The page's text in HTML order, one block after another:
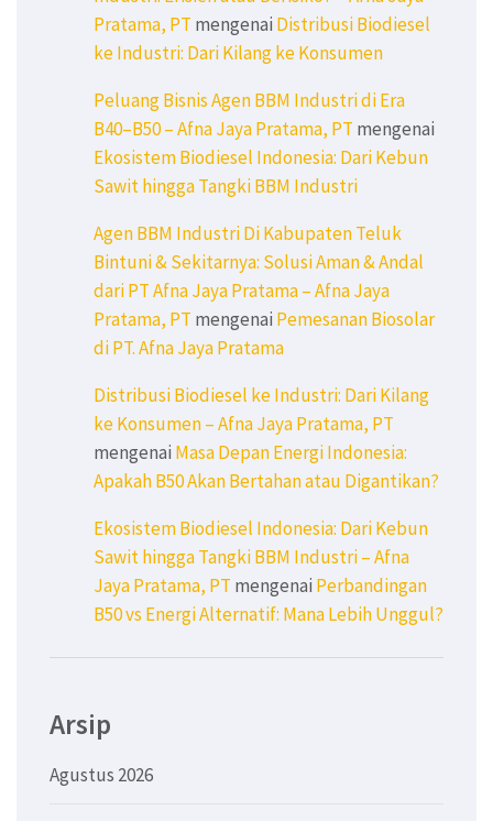
Pratama, PT mengenai Distribusi Biodiesel
ke Industri: Dari Kilang ke Konsumen
Peluang Bisnis Agen BBM Industri di Era
B40–B50 – Afna Jaya Pratama, PT mengenai
Ekosistem Biodiesel Indonesia: Dari Kebun
Sawit hingga Tangki BBM Industri
Agen BBM Industri Di Kabupaten Teluk
Bintuni & Sekitarnya: Solusi Aman & Andal
dari PT Afna Jaya Pratama – Afna Jaya
Pratama, PT mengenai Pemesanan Biosolar
di PT. Afna Jaya Pratama
Distribusi Biodiesel ke Industri: Dari Kilang
ke Konsumen – Afna Jaya Pratama, PT
mengenai Masa Depan Energi Indonesia:
Apakah B50 Akan Bertahan atau Digantikan?
Ekosistem Biodiesel Indonesia: Dari Kebun
Sawit hingga Tangki BBM Industri – Afna
Jaya Pratama, PT mengenai Perbandingan
B50 vs Energi Alternatif: Mana Lebih Unggul?
Arsip
Agustus 2026